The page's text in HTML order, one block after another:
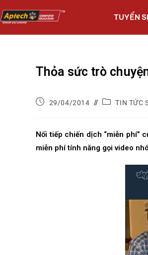
TUYỂN
Thỏa sức trò
29/04/2014 TIN TỨC
Nối tiếp chiến dịch “miễn phí”
miễn phí tính năng gọi video